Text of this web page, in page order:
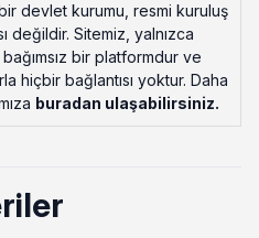
devlet kurumu, resmi kuruluş
değildir. Sitemiz, yalnızca
bir platformdur ve
hiçbir bağlantısı yoktur. Daha
buradan ulaşabilirsiniz.